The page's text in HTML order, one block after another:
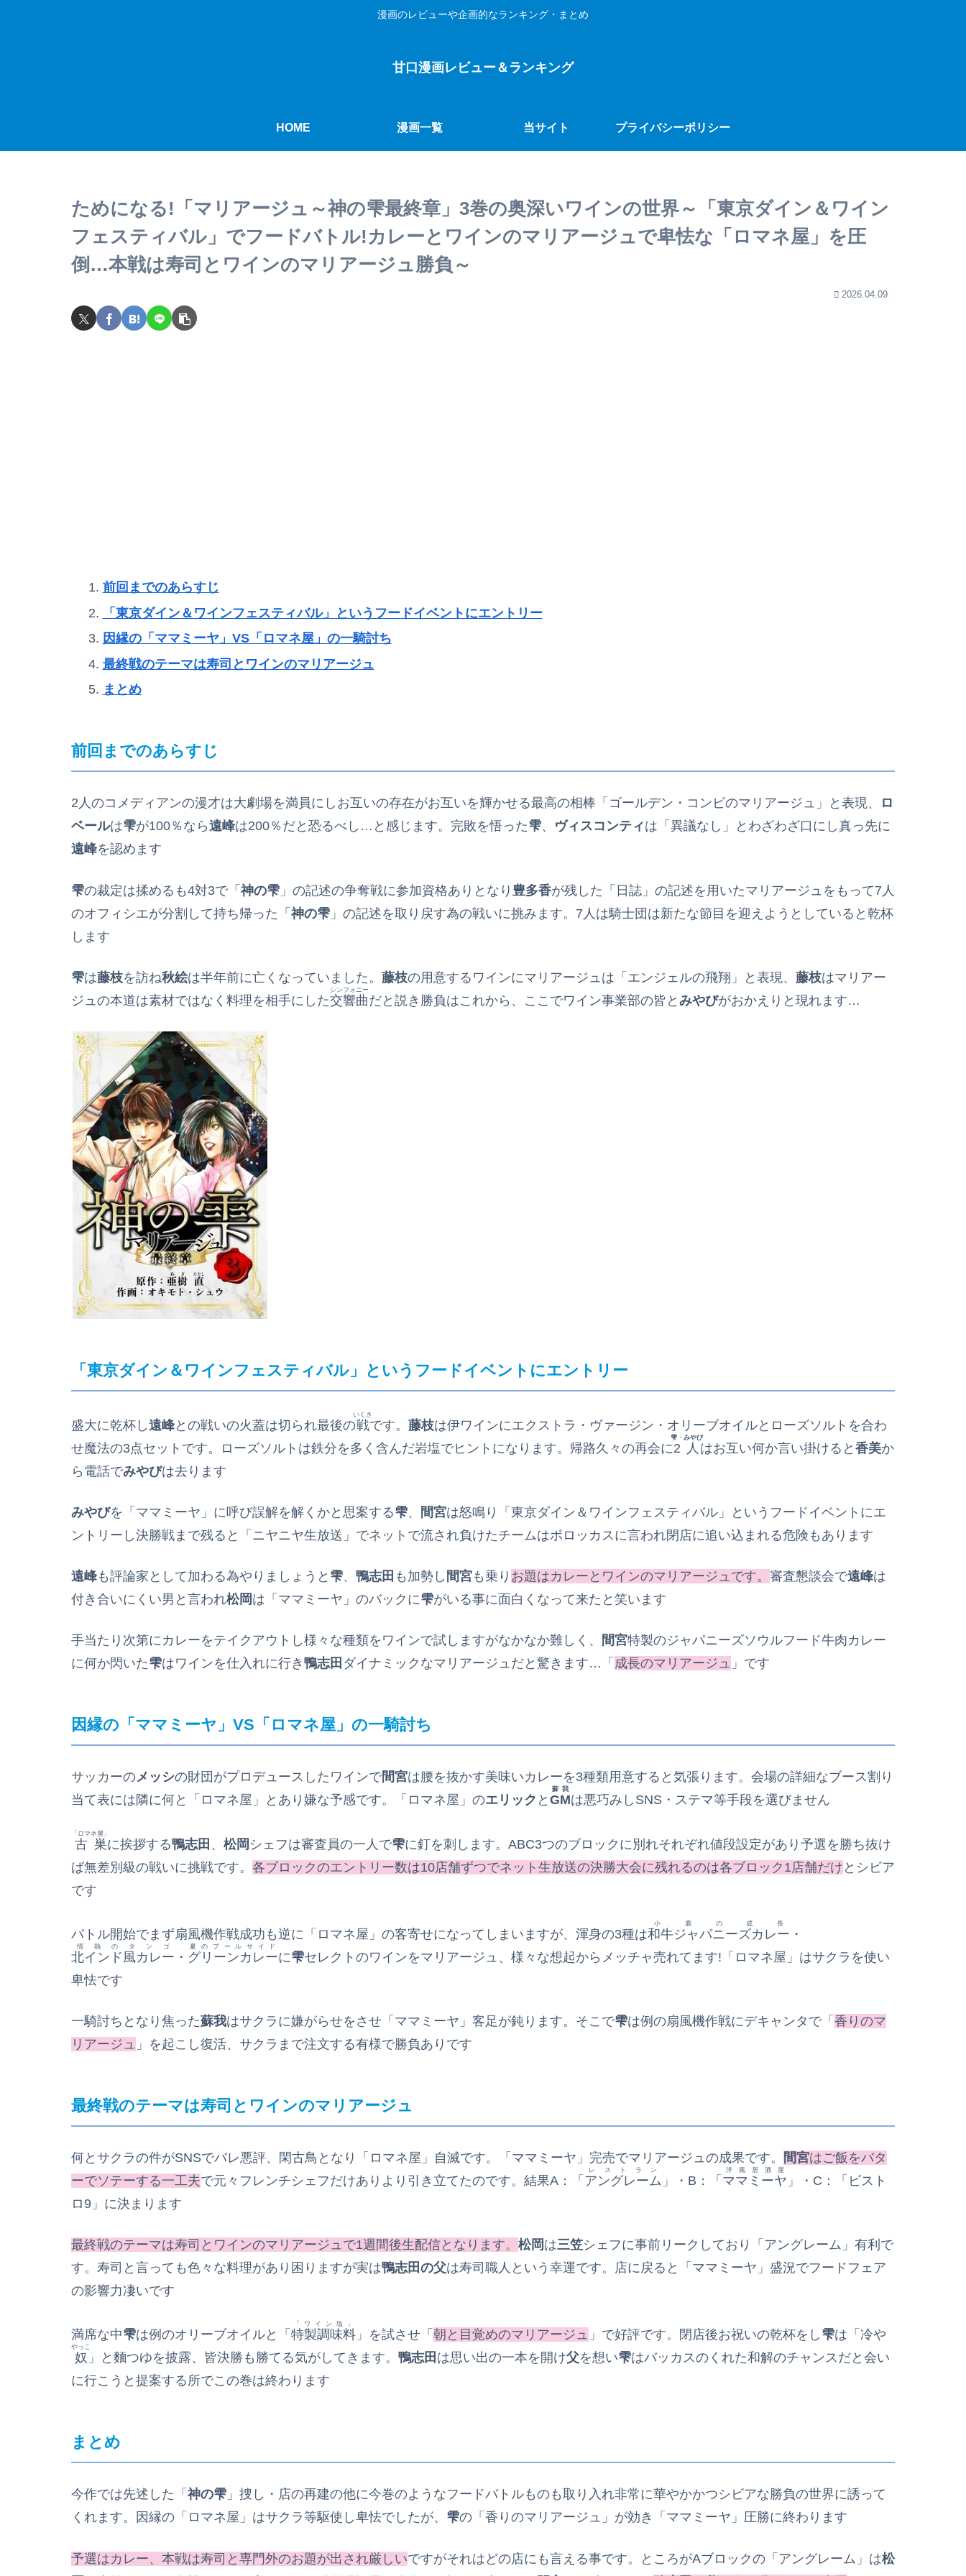
漫画のレビューや企画的なランキング・まとめ
甘口漫画レビュー＆ランキング
HOME 漫画一覧 当サイト プライバシーポリシー
ためになる!「マリアージュ～神の雫最終章」3巻の奥深いワインの世界～「東京ダイン＆ワイン
フェスティバル」でフードバトル!カレーとワインのマリアージュで卑怯な「ロマネ屋」を圧
倒…本戦は寿司とワインのマリアージュ勝負～
2026.04.09
前回までのあらすじ
「東京ダイン＆ワインフェスティバル」というフードイベントにエントリー
因縁の「ママミーヤ」VS「ロマネ屋」の一騎討ち
最終戦のテーマは寿司とワインのマリアージュ
まとめ
前回までのあらすじ
2人のコメディアンの漫才は大劇場を満員にしお互いの存在がお互いを輝かせる最高の相棒「ゴールデン・コンビのマリアージュ」と表現、
ロ
ベールは雫が100％なら遠峰は200％だと恐るべし…と感じます。完敗を悟った雫、 ヴィスコンティは「異議なし」とわざわざ口にし真っ先に
遠峰を認めます
雫の裁定は揉めるも4対3で「 神の雫 」の記述の争奪戦に参加資格ありとなり 豊多香が残した「日誌」の記述を用いたマリアージュをもって7人
のオフィシエが分割して持ち帰った「 神の雫 」の記述を取り戻す為の戦いに挑みます。7人は騎士団は新たな節目を迎えようとしていると乾杯
します
雫は藤枝を訪ね秋絵は半年前に亡くなっていました。 藤枝の用意するワインにマリアージュは「エンジェルの飛翔」と表現、 藤枝はマリアー
ジュの本道は素材ではなく料理を相手にした交響曲
シンフォニー
だと説き勝負はこれから、ここでワイン事業部の皆と みやびがおかえりと現れます…
「東京ダイン＆ワインフェスティバル」というフードイベントにエントリー
盛大に乾杯し遠峰との戦いの火蓋は切られ最後の戦
いくさ
です。 藤枝は伊ワインにエクストラ・ヴァージン・オリーブオイルとローズソルトを合わ
せ魔法の3点セットです。ローズソルトは鉄分を多く含んだ岩塩でヒントになります。帰路久々の再会に2人
雫 ・ みやび
はお互い何か言い掛けると 香美か
ら電話でみやびは去ります
みやびを「ママミーヤ」に呼び誤解を解くかと思案する雫、 間宮は怒鳴り「東京ダイン＆ワインフェスティバル」というフードイベントにエ
ントリーし決勝戦まで残ると「ニヤニヤ生放送」でネットで流され負けたチームはボロッカスに言われ閉店に追い込まれる危険もあります
遠峰も評論家として加わる為やりましょうと 雫、 鴨志田 も加勢し 間宮も乗り お題はカレーとワインのマリアージュです。 審査懇談会で遠峰は
付き合いにくい男と言われ松岡 は「ママミーヤ」のバックに雫がいる事に面白くなって来たと笑います
手当たり次第にカレーをテイクアウトし様々な種類をワインで試しますがなかなか難しく、 間宮特製のジャパニーズソウルフード牛肉カレー
に何か閃いた雫はワインを仕入れに行き 鴨志田 ダイナミックなマリアージュだと驚きます…「 成長のマリアージュ 」です
因縁の「 ママミーヤ」VS「ロマネ屋」の一騎討ち
サッカーのメッシの財団がプロデュースしたワインで間宮は腰を抜かす美味いカレーを3種類用意すると気張ります。会場の詳細なブース割り
当て表には隣に何と「ロマネ屋」とあり嫌な予感です。「ロマネ屋」のエリック と GM
蘇我
は悪巧みしSNS・ステマ等手段を選びません
古巣
「ロマネ屋」
に挨拶する鴨志田 、 松岡 シェフは審査員の一人で雫に釘を刺します。ABC3つのブロックに別れそれぞれ値段設定があり予選を勝ち抜け
ば無差別級の戦いに挑戦です。 各ブロックのエントリー数は10店舗ずつでネット生放送の決勝大会に残れるのは各ブロック1店舗だけ とシビア
です
バトル開始でまず扇風機作戦成功も逆に「ロマネ屋」の客寄せになってしまいますが、渾身の3種は和牛ジャパニーズカレー
小鹿の成長
・
北インド風カレー
情熱のタンゴ
・ グリーンカレー
夏のプールサイド
に雫セレクトのワインをマリアージュ、様々な想起からメッチャ売れてます!「ロマネ屋」はサクラを使い
卑怯です
一騎討ちとなり焦った蘇我はサクラに嫌がらせをさせ「ママミーヤ」客足が鈍ります。そこで雫は例の扇風機作戦にデキャンタで「 香りのマ
リアージュ 」を起こし復活、サクラまで注文する有様で勝負ありです
最終戦のテーマは寿司とワインのマリアージュ
何とサクラの件がSNSでバレ悪評、閑古鳥となり「ロマネ屋」自滅です。「ママミーヤ」完売でマリアージュの成果です。 間宮はご飯をバタ
ーでソテーする一工夫で元々フレンチシェフだけありより引き立てたのです。結果A：「 アングレーム
レストラン
」・B：「 ママミーヤ
洋風居酒屋
」・C：「ビスト
ロ9」に決まります
最終戦のテーマは寿司とワインのマリアージュで1週間後生配信となります。 松岡 は三笠シェフに事前リークしており「アングレーム」有利で
す。寿司と言っても色々な料理があり困りますが実は鴨志田の父は寿司職人という幸運です。店に戻ると「ママミーヤ」盛況でフードフェア
の影響力凄いです
満席な中雫は例のオリーブオイルと「 特製調味料
「ワイン塩」
」を試させ「 朝と目覚めのマリアージュ 」で好評です。閉店後お祝いの乾杯をし 雫は「冷や
奴
やっこ
」と麵つゆを披露、皆決勝も勝てる気がしてきます。 鴨志田 は思い出の一本を開け父を想い雫はバッカスのくれた和解のチャンスだと会い
に行こうと提案する所でこの巻は終わります
まとめ
今作では先述した「 神の雫 」捜し・店の再建の他に今巻のようなフードバトルものも取り入れ非常に華やかかつシビアな勝負の世界に誘って
くれます。因縁の「ロマネ屋」はサクラ等駆使し卑怯でしたが、 雫の「香りのマリアージュ」が効き「ママミーヤ」圧勝に終わります
予選はカレー、本戦は寿司と専門外のお題が出され厳しいですがそれはどの店にも言える事です。ところがAブロックの「アングレーム」は松